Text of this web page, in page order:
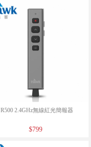
R500 2.4GHz無線紅光簡報器
$799